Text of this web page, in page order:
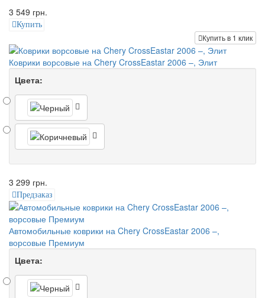
3 549 грн.
Купить
Купить в 1 клик
Коврики ворсовые на Chery CrossEastar 2006 –, Элит
Цвета:
3 299 грн.
Предзаказ
Автомобильные коврики на Chery CrossEastar 2006 –,
ворсовые Премиум
Цвета: